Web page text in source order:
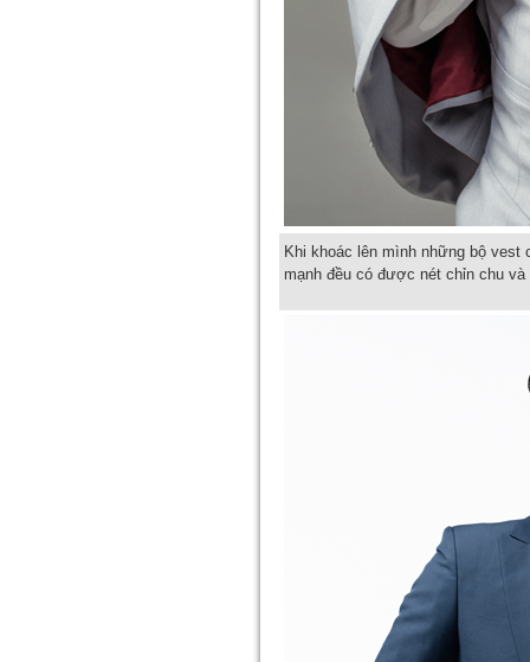
Khi khoác lên mình những bộ vest
mạnh đều có được nét chỉn chu